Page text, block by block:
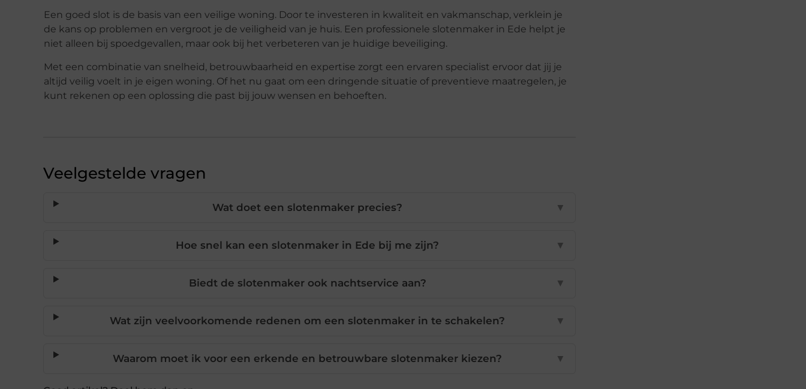
Een goed slot is de basis van een veilige woning. Door te investeren in kwaliteit en vakmanschap, verklein je
de kans op problemen en vergroot je de veiligheid van je huis. Een professionele slotenmaker in Ede helpt je
niet alleen bij spoedgevallen, maar ook bij het verbeteren van je huidige beveiliging.
Met een combinatie van snelheid, betrouwbaarheid en expertise zorgt een ervaren specialist ervoor dat jij je
altijd veilig voelt in je eigen woning. Of het nu gaat om een dringende situatie of preventieve maatregelen, je
kunt rekenen op een oplossing die past bij jouw wensen en behoeften.
Veelgestelde vragen
Wat doet een slotenmaker precies? ▼
Hoe snel kan een slotenmaker in Ede bij me zijn? ▼
Biedt de slotenmaker ook nachtservice aan? ▼
Wat zijn veelvoorkomende redenen om een slotenmaker in te schakelen? ▼
Waarom moet ik voor een erkende en betrouwbare slotenmaker kiezen? ▼